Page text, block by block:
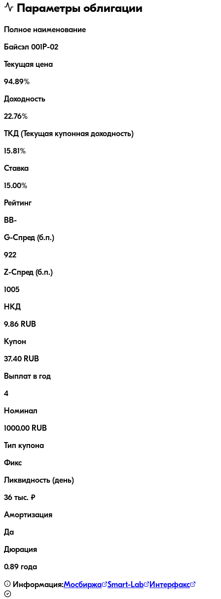
Параметры облигации
Полное наименование
Байсэл 001P-02
Текущая цена
94.89%
Доходность
22.76%
ТКД (Текущая купонная доходность)
15.81%
Ставка
15.00%
Рейтинг
BB-
G-Спред (б.п.)
922
Z-Спред (б.п.)
1005
НКД
9.86 RUB
Купон
37.40 RUB
Выплат в год
4
Номинал
1000.00 RUB
Тип купона
Фикс
Ликвидность (день)
36 тыс. ₽
Амортизация
Да
Дюрация
0.89 года
Информация:Мосбиржа Smart-Lab Интерфакс